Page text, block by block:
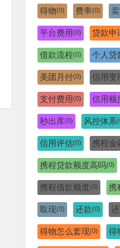
得物(0) 费率(0)
平台费用(0) 贷款申
借款流程(0) 个人贷
美团月付(0) 信用变
支付费用(0) 信用额
秒出库(0) 风控体系
信用评估(0) 携程金
携程贷款额度高吗(0)
携程借款额度(0) 携
取现(0) 还款(0)
得物怎么套现(0) 得